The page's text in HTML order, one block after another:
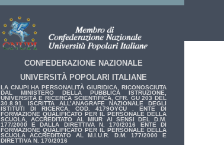
CONFEDERAZIONE NAZIONALE
UNIVERSITÀ POPOLARI ITALIANE
LA CNUPI HA PERSONALITÀ GIURIDICA, RICONOSCIUTA
DAL MINISTERO DELLA PUBBLICA ISTRUZIONE,
UNIVERSITÀ E RICERCA SCIENTIFICA, CFR. GU 203 DEL
30.8.91. ISCRITTA ALL’ANAGRAFE NAZIONALE DEGLI
ISTITUTI DI RICERCA, COD. 4179OYCU . ENTE DI
FORMAZIONE QUALIFICATO PER IL PERSONALE DELLA
SCUOLA, ACCREDITATO AL MIUR AI SENSI DEL D.M.
177/2000 E DALLA DIRETTIVA N. 170/2016 ENTE DI
FORMAZIONE QUALIFICATO PER IL PERSONALE DELLA
SCUOLA ACCREDITATO AL M.I.U.R. D.M. 177/2000 E
DIRETTIVA N. 170/2016